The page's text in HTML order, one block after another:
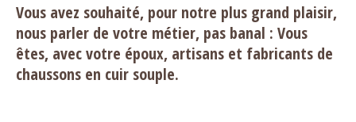
Vous avez souhaité, pour notre plus grand plaisir,
nous parler de votre métier, pas banal : Vous
êtes, avec votre époux, artisans et fabricants de
chaussons en cuir souple.